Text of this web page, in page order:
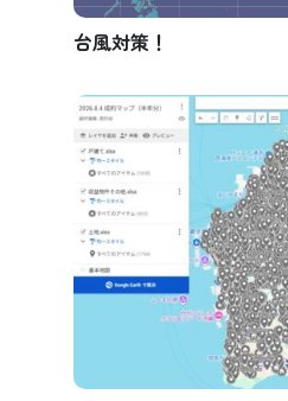
台風対策！